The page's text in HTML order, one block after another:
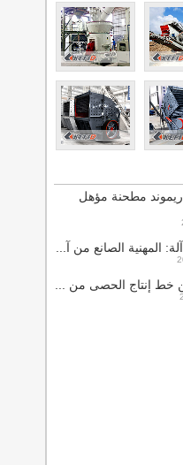
Kefid ريموند مطحنة مؤهل